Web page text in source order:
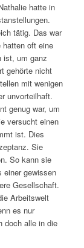
hatte in
tätig. Das war
hatten oft eine
ist, um ganz
gehörte nicht
mit wenigen
unvorteilhaft.
genug war, um
versucht einen
ist. Dies
Sie
So kann sie
einer gewissen
Gesellschaft.
Arbeitswelt
es nur
doch alle in die